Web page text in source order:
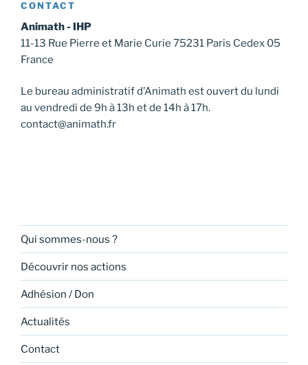
CONTACT
Animath - IHP
11-13 Rue Pierre et Marie Curie 75231 Paris Cedex 05
France
Le bureau administratif d’Animath est ouvert du lundi
au vendredi de 9h à 13h et de 14h à 17h.
contact@animath.fr
Qui sommes-nous ?
Découvrir nos actions
Adhésion / Don
Actualités
Contact